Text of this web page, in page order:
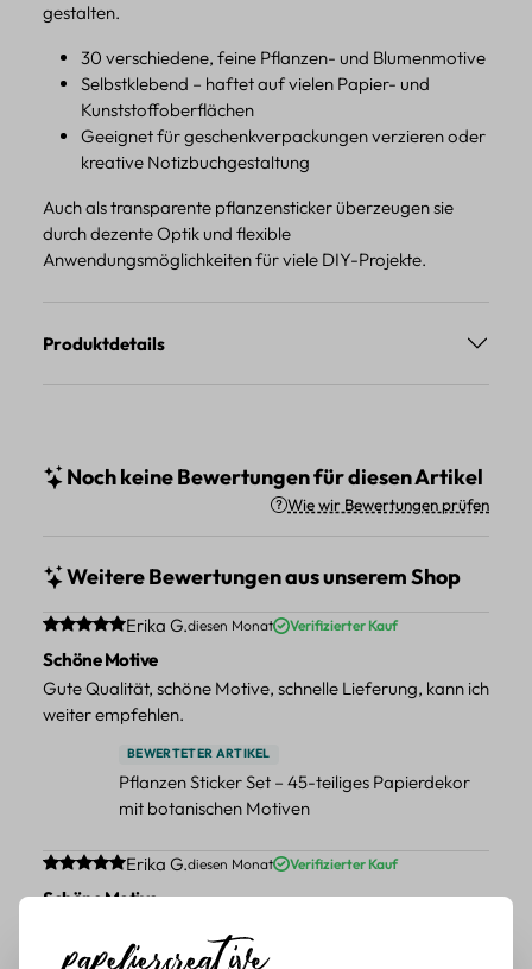
gestalten.
30 verschiedene, feine Pflanzen- und Blumenmotive
Selbstklebend – haftet auf vielen Papier- und
Kunststoffoberflächen
Geeignet für geschenkverpackungen verzieren oder
kreative Notizbuchgestaltung
Auch als transparente pflanzensticker überzeugen sie
durch dezente Optik und flexible
Anwendungsmöglichkeiten für viele DIY-Projekte.
Produktdetails
Noch keine Bewertungen für diesen Artikel
Wie wir Bewertungen prüfen
Weitere Bewertungen aus unserem Shop
Durchschnittliche Bewertung von 5 von 5 Sternen
Erika G.diesen Monat Verifizierter Kauf
Schöne Motive
Gute Qualität, schöne Motive, schnelle Lieferung, kann ich
weiter empfehlen.
BEWERTETER ARTIKEL
Pflanzen Sticker Set – 45-teiliges Papierdekor
mit botanischen Motiven
Durchschnittliche Bewertung von 5 von 5 Sternen
Erika G.diesen Monat Verifizierter Kauf
Schöne Motive
würde sie wieder kaufen.